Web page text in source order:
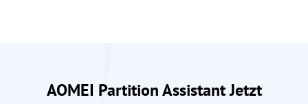
AOMEI Partition Assistant Jetzt